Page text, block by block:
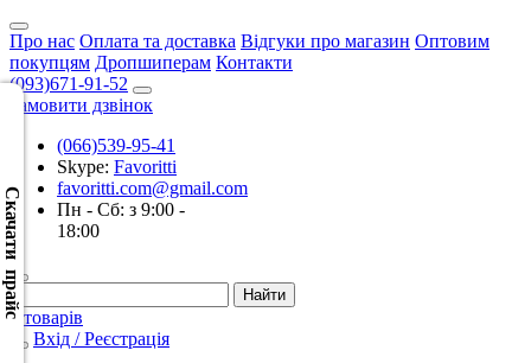
Про нас Оплата та доставка Відгуки про магазин Оптовим
покупцям Дропшиперам Контакти
(093)671-91-52
Замовити дзвінок
(066)539-95-41
Skype: Favoritti
favoritti.com@gmail.com
Пн - Сб: з 9:00 -
18:00
0 товарів
Вхід / Реєстрація
Скачати прайс
Скачать
XML
(Розн.)
Скачать
XML
(Опт)